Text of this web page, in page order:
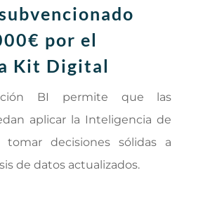
por el
Kit Digital
BI permite que las
aplicar la Inteligencia de
tomar decisiones sólidas a
de datos actualizados.